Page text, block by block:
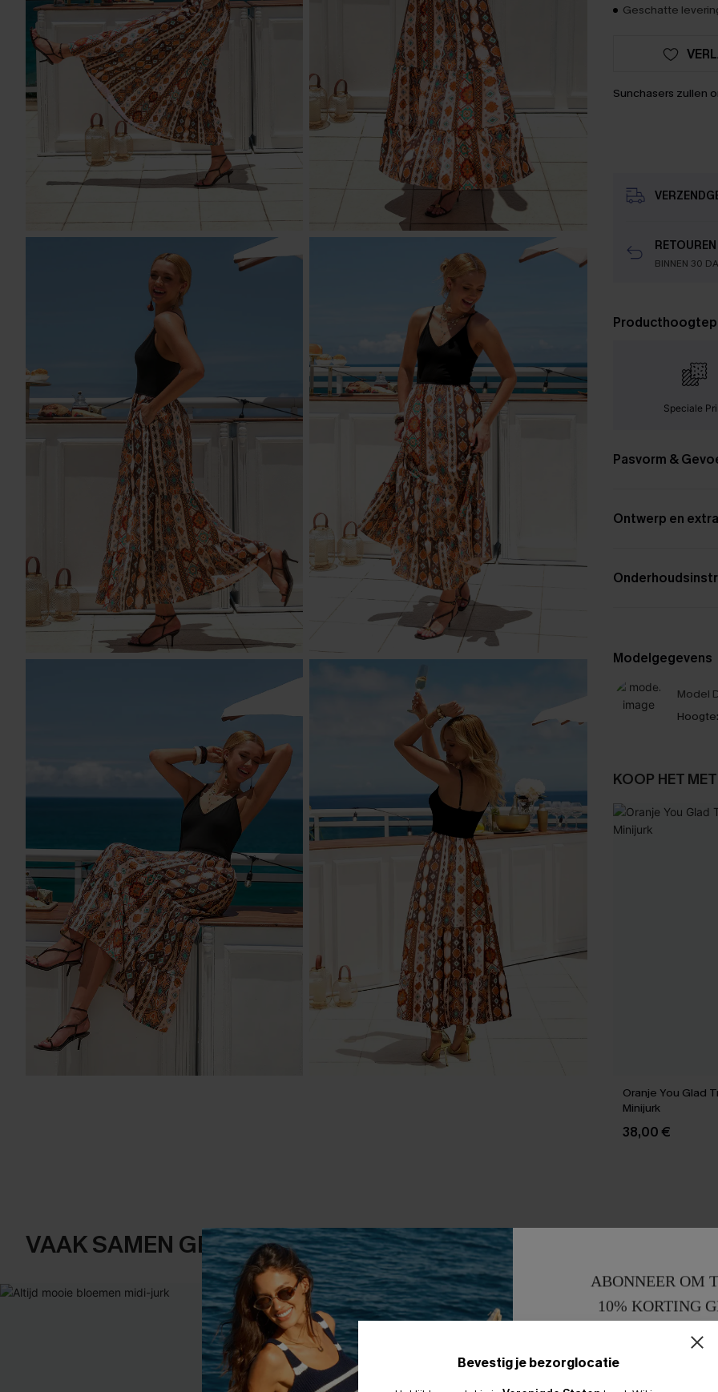
Geschatte
Sunchasers zullen
RETOUREN
BINNEN 30
Speciale
Pasvorm &
Ontwerp en
Modelgegevens
Model
Hoogte:
KOOP HET MET
Oranje You Glad
Minijurk
38,00 €
VAAK SAMEN GEKOCHT
Bevestig je bezorglocatie
ABONNEER OM
10% KORTING
15%